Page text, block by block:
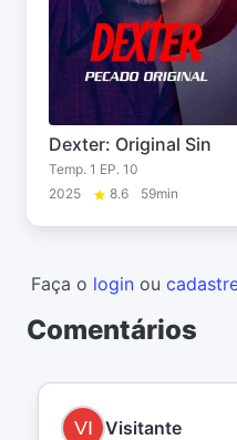
Dexter: Original Sin
Temp. 1 EP. 10
2025
8.6 59min
Faça o login ou
Comentários
Visitante